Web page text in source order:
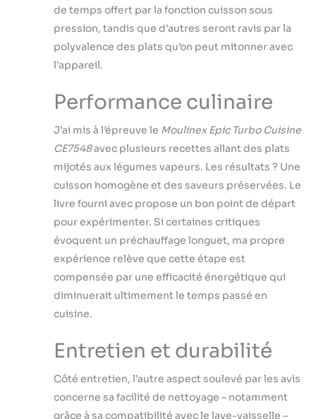
pression sécurisé
et à la fermeture
hermétique de la
marmite Cuisson
revêtement anti-
adhérent durable
Le panier à vapeur,
la cuillère à riz et la
louche peuvent
être retirés et
lavés au lave-
de temps offert par la fonction cuisson sous
pression, tandis que d’autres seront ravis par la
polyvalence des plats qu’on peut mitonner avec
l’appareil.
Performance culinaire
J’ai mis à l’épreuve le Moulinex Epic Turbo Cuisine
CE7548avec plusieurs recettes allant des plats
mijotés aux légumes vapeurs. Les résultats ? Une
cuisson homogène et des saveurs préservées. Le
livre fourni avec propose un bon point de départ
pour expérimenter. Si certaines critiques
évoquent un préchauffage longuet, ma propre
expérience relève que cette étape est
compensée par une efficacité énergétique qui
diminuerait ultimement le temps passé en
cuisine.
Entretien et durabilité
Côté entretien, l’autre aspect soulevé par les avis
concerne sa facilité de nettoyage – notamment
grâce à sa compatibilité avec le lave-vaisselle –